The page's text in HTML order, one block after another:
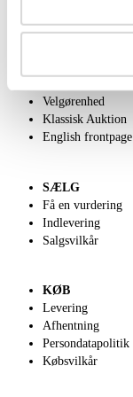
Velgørenhed
Klassisk Auktion
English frontpage
SÆLG
Få en vurdering
Indlevering
Salgsvilkår
KØB
Levering
Afhentning
Persondatapolitik
Købsvilkår